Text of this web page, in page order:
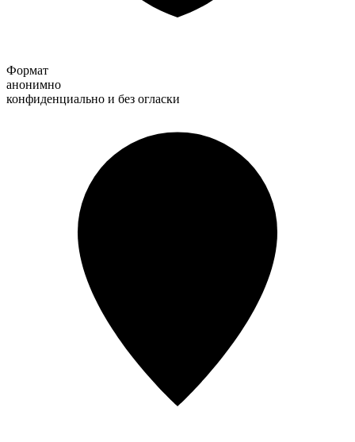
Формат
анонимно
конфиденциально и без огласки